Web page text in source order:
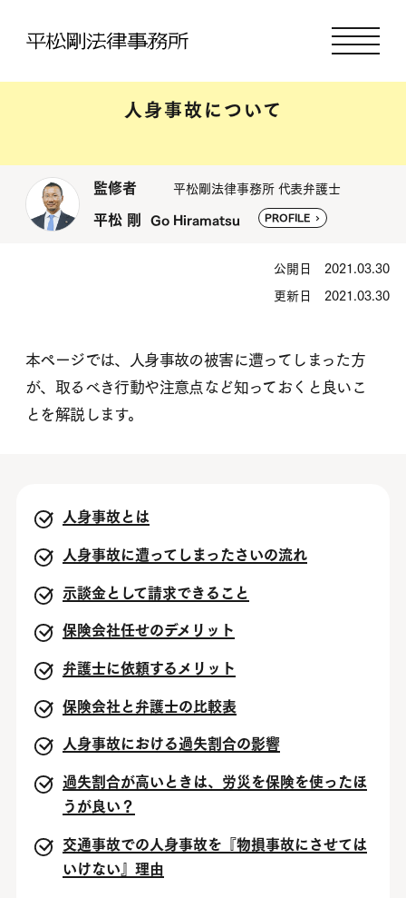
人身事故について
監修者 平松剛法律事務所 代表弁護士
平松 剛 Go Hiramatsu PROFILE
公開日 2021.03.30
更新日 2021.03.30
本ページでは、人身事故の被害に遭ってしまった方
が、取るべき行動や注意点など知っておくと良いこ
とを解説します。
人身事故とは
人身事故に遭ってしまったさいの流れ
示談金として請求できること
保険会社任せのデメリット
弁護士に依頼するメリット
保険会社と弁護士の比較表
人身事故における過失割合の影響
過失割合が高いときは、労災を保険を使ったほ
うが良い？
交通事故での人身事故を『物損事故にさせては
いけない』理由